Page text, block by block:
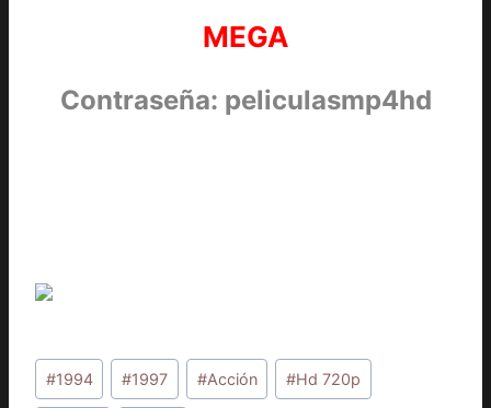
MEGA
Contraseña: peliculasmp4hd
Etiquetas
de
#1994 #1997 #Acción #Hd 720p